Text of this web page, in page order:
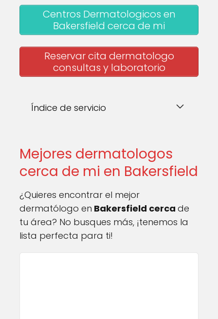
Centros Dermatologicos en
Bakersfield cerca de mi
Reservar cita dermatologo
consultas y laboratorio
Índice de servicio
Mejores dermatologos
cerca de mi en Bakersfield
¿Quieres encontrar el mejor
dermatólogo en Bakersfield cerca de
tu área? No busques más, ¡tenemos la
lista perfecta para ti!